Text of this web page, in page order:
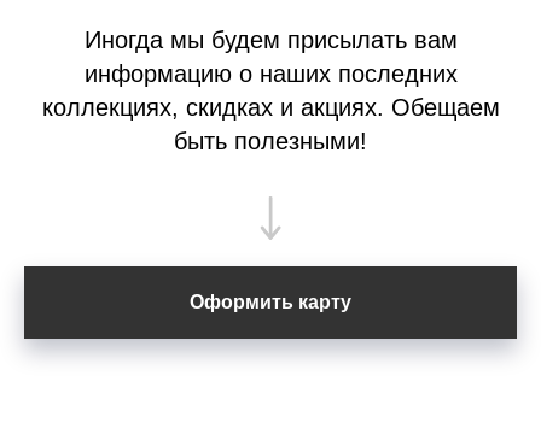
Иногда мы будем присылать вам
информацию о наших последних
коллекциях, скидках и акциях. Обещаем
быть полезными!
Оформить карту